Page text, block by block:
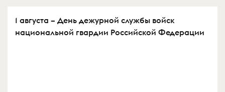
1 августа – День дежурной службы войск
национальной гвардии Российской Федерации